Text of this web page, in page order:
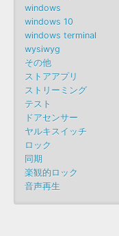
windows
windows 10
windows terminal
wysiwyg
その他
ストアアプリ
ストリーミング
テスト
ドアセンサー
ヤルキスイッチ
ロック
同期
楽観的ロック
音声再生